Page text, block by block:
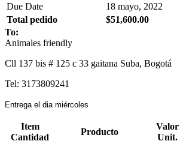
Due Date
18 mayo, 2022
Total pedido
$51,600.00
To:
Animales friendly
Cll 137 bis # 125 c 33 gaitana Suba, Bogotá
Tel: 3173809241
Entrega el dia miércoles
Item
Cantidad
Producto
Valor
Unit.